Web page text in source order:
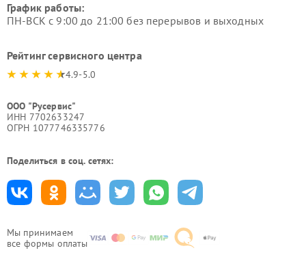
Мы принимаем
все формы оплаты
График работы:
ПН-ВСК с 9:00 до 21:00 без перерывов и выходных
Рейтинг сервисного центра
4.9-5.0
ООО "Русервис"
ИНН 7702633247
ОГРН 1077746335776
Поделиться в соц. сетях: